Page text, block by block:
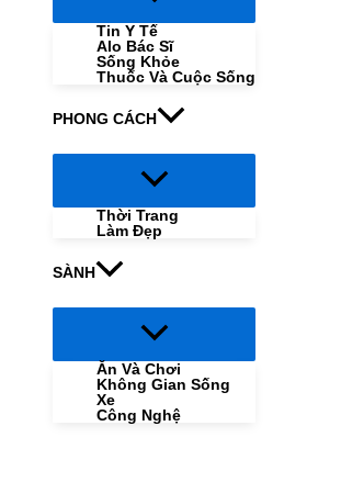
Tin Y Tế
Alo Bác Sĩ
Sống Khỏe
Thuốc Và Cuộc Sống
PHONG CÁCH
Menu
Thời Trang
Làm Đẹp
SÀNH
Menu
Ăn Và Chơi
Không Gian Sống
Xe
Công Nghệ